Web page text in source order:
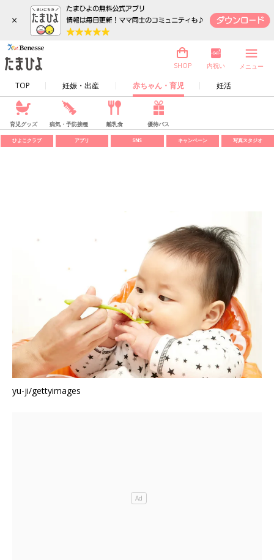
×
TOP 妊娠・出産 赤ちゃん・育児 妊活
SHOP 内祝い メニュー
育児グッズ 病気・予防接種 離乳食 優待パス
ひよこクラブ アプリ SNS キャンペーン 写真スタジオ
yu-ji/gettyimages